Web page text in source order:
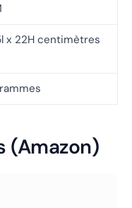
x 22H centimètres
(Amazon)